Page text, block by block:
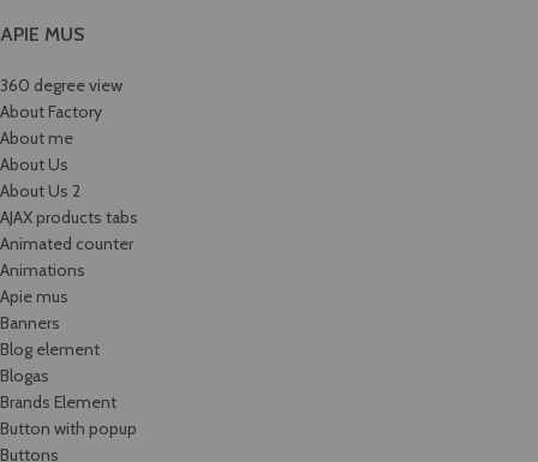
APIE MUS
360 degree view
About Factory
About me
About Us
About Us 2
AJAX products tabs
Animated counter
Animations
Apie mus
Banners
Blog element
Blogas
Brands Element
Button with popup
Buttons